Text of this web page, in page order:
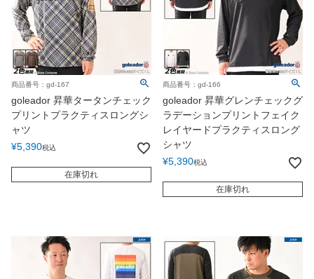
商品番号：gd-167
goleador 昇華タータンチェック
プリントプラクティスロングシ
ャツ
¥5,390税込
在庫切れ
商品番号：gd-166
goleador 昇華グレンチェックグ
ラデーションプリントフェイク
レイヤードプラクティスロング
シャツ
¥5,390税込
在庫切れ